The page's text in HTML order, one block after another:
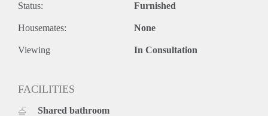
Status: Furnished
Housemates: None
Viewing In Consultation
FACILITIES
Shared bathroom